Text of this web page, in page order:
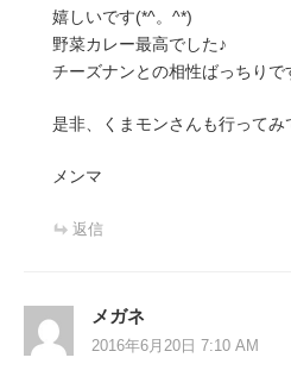
嬉しいです(*^。^*)
野菜カレー最高でした♪
チーズナンとの相性ばっちりで
是非、くまモンさんも行ってみ
メンマ
返信
メガネ
2016年6月20日 7:10 AM